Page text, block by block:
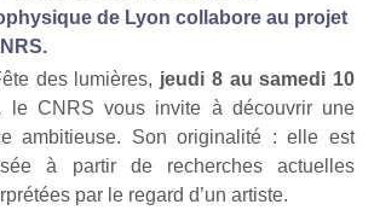
de Lyon collabore au projet
des lumières, jeudi 8 au samedi 10
le CNRS vous invite à découvrir une
ambitieuse. Son originalité : elle est
à partir de recherches actuelles
par le regard d’un artiste.